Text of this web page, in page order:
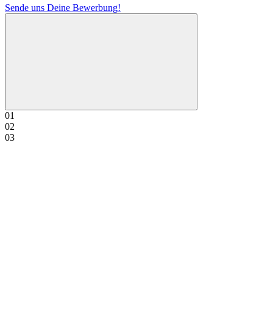
Sende uns Deine Bewerbung!
01
02
03